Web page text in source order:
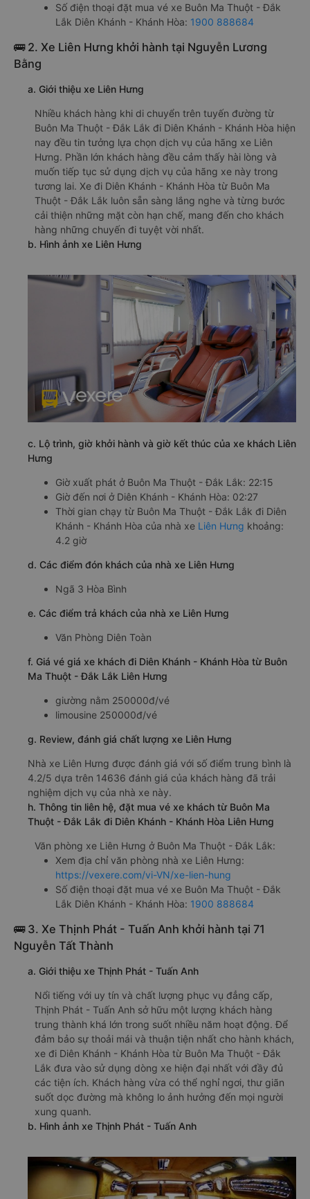
Số điện thoại đặt mua vé xe Buôn Ma Thuột - Đắk
Lắk Diên Khánh - Khánh Hòa: 1900 888684
🚌 2. Xe Liên Hưng khởi hành tại Nguyễn Lương
Bằng
a. Giới thiệu xe Liên Hưng
Nhiều khách hàng khi di chuyển trên tuyến đường từ
Buôn Ma Thuột - Đắk Lắk đi Diên Khánh - Khánh Hòa hiện
nay đều tin tưởng lựa chọn dịch vụ của hãng xe Liên
Hưng. Phần lớn khách hàng đều cảm thấy hài lòng và
muốn tiếp tục sử dụng dịch vụ của hãng xe này trong
tương lai. Xe đi Diên Khánh - Khánh Hòa từ Buôn Ma
Thuột - Đắk Lắk luôn sẵn sàng lắng nghe và từng bước
cải thiện những mặt còn hạn chế, mang đến cho khách
hàng những chuyến đi tuyệt vời nhất.
b. Hình ảnh xe Liên Hưng
c. Lộ trình, giờ khởi hành và giờ kết thúc của xe khách Liên
Hưng
Giờ xuất phát ở Buôn Ma Thuột - Đắk Lắk: 22:15
Giờ đến nơi ở Diên Khánh - Khánh Hòa: 02:27
Thời gian chạy từ Buôn Ma Thuột - Đắk Lắk đi Diên
Khánh - Khánh Hòa của nhà xe Liên Hưng khoảng:
4.2 giờ
d. Các điểm đón khách của nhà xe Liên Hưng
Ngã 3 Hòa Bình
e. Các điểm trả khách của nhà xe Liên Hưng
Văn Phòng Diên Toàn
f. Giá vé giá xe khách đi Diên Khánh - Khánh Hòa từ Buôn
Ma Thuột - Đắk Lắk Liên Hưng
giường nằm 250000đ/vé
limousine 250000đ/vé
g. Review, đánh giá chất lượng xe Liên Hưng
Nhà xe Liên Hưng được đánh giá với số điểm trung bình là
4.2/5 dựa trên 14636 đánh giá của khách hàng đã trải
nghiệm dịch vụ của nhà xe này.
h. Thông tin liên hệ, đặt mua vé xe khách từ Buôn Ma
Thuột - Đắk Lắk đi Diên Khánh - Khánh Hòa Liên Hưng
Văn phòng xe Liên Hưng ở Buôn Ma Thuột - Đắk Lắk:
Xem địa chỉ văn phòng nhà xe Liên Hưng:
https://vexere.com/vi-VN/xe-lien-hung
Số điện thoại đặt mua vé xe Buôn Ma Thuột - Đắk
Lắk Diên Khánh - Khánh Hòa: 1900 888684
🚌 3. Xe Thịnh Phát - Tuấn Anh khởi hành tại 71
Nguyễn Tất Thành
a. Giới thiệu xe Thịnh Phát - Tuấn Anh
Nổi tiếng với uy tín và chất lượng phục vụ đẳng cấp,
Thịnh Phát - Tuấn Anh sở hữu một lượng khách hàng
trung thành khá lớn trong suốt nhiều năm hoạt động. Để
đảm bảo sự thoải mái và thuận tiện nhất cho hành khách,
xe đi Diên Khánh - Khánh Hòa từ Buôn Ma Thuột - Đắk
Lắk đưa vào sử dụng dòng xe hiện đại nhất với đầy đủ
các tiện ích. Khách hàng vừa có thể nghỉ ngơi, thư giãn
suốt dọc đường mà không lo ảnh hưởng đến mọi người
xung quanh.
b. Hình ảnh xe Thịnh Phát - Tuấn Anh